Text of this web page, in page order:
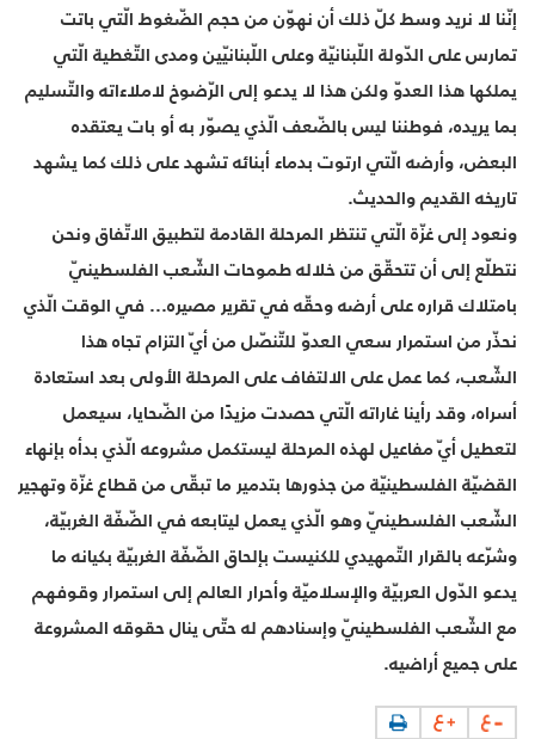
إنّنا لا نريد وسط كلّ ذلك أن نهوّن من حجم الضّغوط الّتي باتت
تمارس على الدّولة اللّبنانيّة وعلى اللّبنانيّين ومدى التّغطية الّتي
يملكها هذا العدوّ ولكن هذا لا يدعو إلى الرّضوخ لاملاءاته والتّسليم
بما يريده، فوطننا ليس بالضّعف الّذي يصوّر به أو بات يعتقده
البعض، وأرضه الّتي ارتوت بدماء أبنائه تشهد على ذلك كما يشهد
تاريخه القديم والحديث.
ونعود إلى غزّة الّتي تنتظر المرحلة القادمة لتطبيق الاتّفاق ونحن
نتطلّع إلى أن تتحقّق من خلاله طموحات الشّعب الفلسطينيّ
بامتلاك قراره على أرضه وحقّه في تقرير مصيره... في الوقت الّذي
نحذّر من استمرار سعي العدوّ للتّنصّل من أيّ التزام تجاه هذا
الشّعب، كما عمل على الالتفاف على المرحلة الأولى بعد استعادة
أسراه، وقد رأينا غاراته الّتي حصدت مزيدًا من الضّحايا، سيعمل
لتعطيل أيّ مفاعيل لهذه المرحلة ليستكمل مشروعه الّذي بدأه بإنهاء
القضيّة الفلسطينيّة من جذورها بتدمير ما تبقّى من قطاع غزّة وتهجير
الشّعب الفلسطينيّ وهو الّذي يعمل ليتابعه في الضّفّة الغربيّة،
وشرّعه بالقرار التّمهيدي للكنيست بإلحاق الضّفّة الغربيّة بكيانه ما
يدعو الدّول العربيّة والإسلاميّة وأحرار العالم إلى استمرار وقوفهم
مع الشّعب الفلسطينيّ وإسنادهم له حتّى ينال حقوقه المشروعة
على جميع أراضيه.